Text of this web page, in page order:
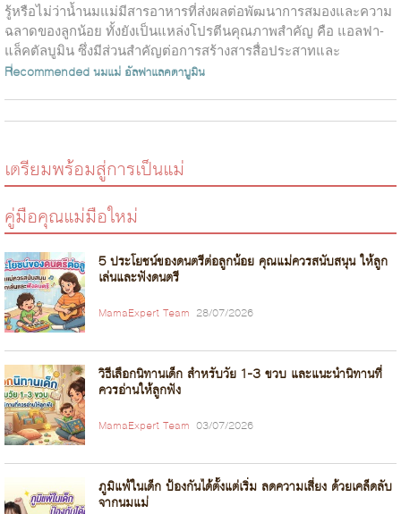
รู้หรือไม่ว่าน้ำนมแม่มีสารอาหารที่ส่งผลต่อพัฒนาการสมองและความ
ฉลาดของลูกน้อย ทั้งยังเป็นแหล่งโปรตีนคุณภาพสำคัญ คือ แอลฟา-
แล็คตัลบูมิน ซึ่งมีส่วนสำคัญต่อการสร้างสารสื่อประสาทและ
กระบวนการสังเคราะห์แลคโ...
Recommendedนมแม่ อัลฟาแลคตาบูมิน
เตรียมพร้อมสู่การเป็นแม่
คู่มือคุณแม่มือใหม่
5 ประโยชน์ของดนตรีต่อลูกน้อย คุณแม่ควรสนับสนุน ให้ลูก
เล่นและฟังดนตรี
MamaExpert Team 28/07/2026
วิธีเลือกนิทานเด็ก สำหรับวัย 1-3 ขวบ และแนะนำนิทานที่
ควรอ่านให้ลูกฟัง
MamaExpert Team 03/07/2026
ภูมิแพ้ในเด็ก ป้องกันได้ตั้งแต่เริ่ม ลดความเสี่ยง ด้วยเคล็ดลับ
จากนมแม่